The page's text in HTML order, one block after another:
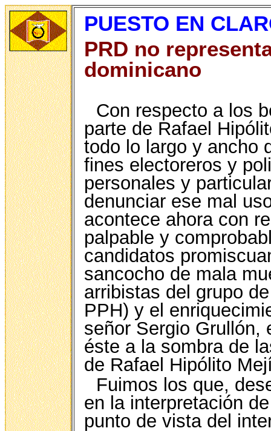
PUESTO EN
PRD no
dominicano
Con respecto a los
parte de Rafael
todo lo largo y ancho
fines electoreros y
personales y
denunciar ese mal
acontece ahora con
palpable y
candidatos
sancocho de mala
arribistas del grupo
PPH) y el
señor Sergio Grullón,
éste a la sombra de
de Rafael Hipólito
Fuimos los que,
en la interpretación
punto de vista del